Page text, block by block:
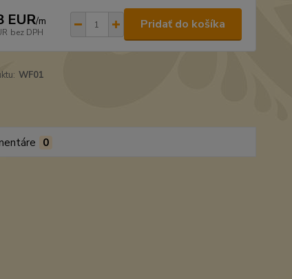
EUR/m
bez DPH
Pridať do košíka
WF01
0